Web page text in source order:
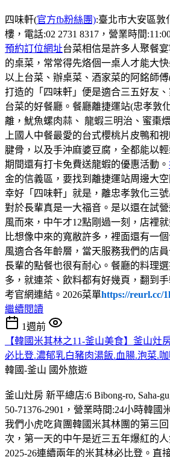
四味軒(官方fb粉絲團):臺北市大安區敦
樓，電話:02 2731 8317，營業時間
預約訂位網址台菜相信是許多人聚餐
的桌菜，常常得先烙個一桌人才能大
以上台菜、辦桌菜、酒家菜的阿銘師
打造的「四味軒」便是適合三五好友
台菜的好餐廳。餐廳離捷運站(忠孝敦
離，魷魚螺肉蒜、 龍蝦三明治、蜜棗
上國人中餐最愛的台式櫻桃片皮鴨和
腱骨，以及手沖麻婆豆腐，全都能以
期間還有打卡免費送龍蝦的優惠活動。
金的信義區，要找到離捷運站周邊大
幸好「四味軒」就是，離忠孝敦化三
對於長輩真是一大福音。是以還在試
風而來，中午才12點剛過一刻，店裡
比想像中來的寬敝許多，裡面還有一
風適合各年齡層，當天服務我們的店
長輩的點餐也很有耐心。餐廳的料理
多，就連茶、飲料都有好幾頁，翻到
考官網連結。2026菜單https://reurl.cc/
繼續閱讀
1週前
【韓國米其林之11-釜山美食】釜山灶
必比登.濃郁乳白豬肉湯飯.血腸.泡菜.
韓國-釜山 國外旅遊
釜山灶房 新平總店:6 Bibong-ro, Saha-
50-71376-2901，營業時間:24小時韓國
我們小虎吃貨團韓國米其林團的第三
次，第一天的中午是近三五年爆紅的
2025-26連續兩年的米其林必比登。直